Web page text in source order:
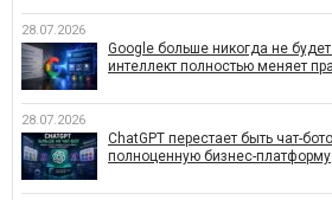
28.07.2026
Google больше никогда не
интеллект полностью меняет
28.07.2026
ChatGPT перестает быть чат-
полноценную бизнес-платформу